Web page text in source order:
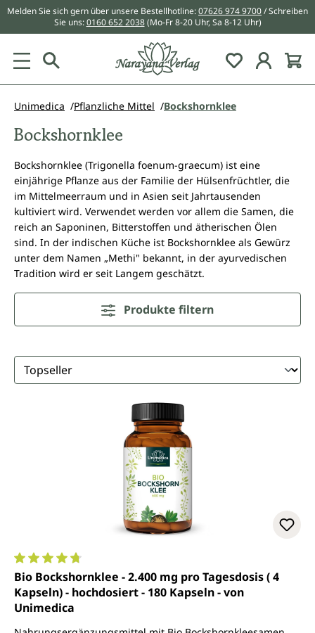
springen
Melden Sie sich gern über unsere Bestellhotline:07626 974 9700/ Schreiben
Sie uns:0160 652 2038 (Mo-Fr 8-20 Uhr, Sa 8-12 Uhr)
Du hast 0
Unimedica Pflanzliche Mittel Bockshornklee
Bockshornklee
Bockshornklee (Trigonella foenum-graecum) ist eine
einjährige Pflanze aus der Familie der Hülsenfrüchtler, die
im Mittelmeerraum und in Asien seit Jahrtausenden
kultiviert wird. Verwendet werden vor allem die Samen, die
reich an Saponinen, Bitterstoffen und ätherischen Ölen
sind. In der indischen Küche ist Bockshornklee als Gewürz
unter dem Namen „Methi" bekannt, in der ayurvedischen
Tradition wird er seit Langem geschätzt.
Produkte filtern
Durchschnittliche Bewertung von 4.7 von 5 Sternen
Bio Bockshornklee - 2.400 mg pro Tagesdosis ( 4
Kapseln) - hochdosiert - 180 Kapseln - von
Unimedica